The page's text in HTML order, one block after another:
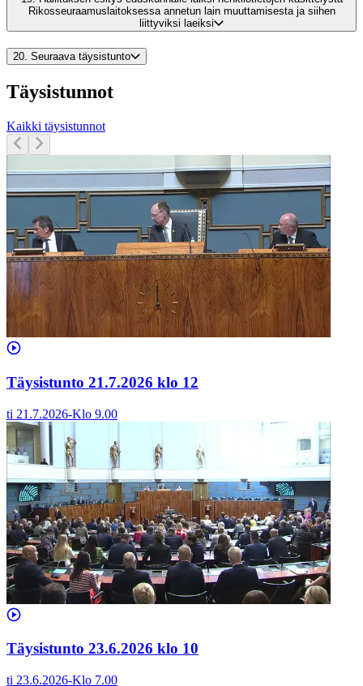
Rikosseuraamuslaitoksessa annetun lain muuttamisesta ja siihen
liittyviksi laeiksi
20. Seuraava täysistunto
Täysistunnot
Kaikki täysistunnot
Täysistunto 21.7.2026 klo 12
ti 21.7.2026-Klo 9.00
Täysistunto 23.6.2026 klo 10
ti 23.6.2026-Klo 7.00